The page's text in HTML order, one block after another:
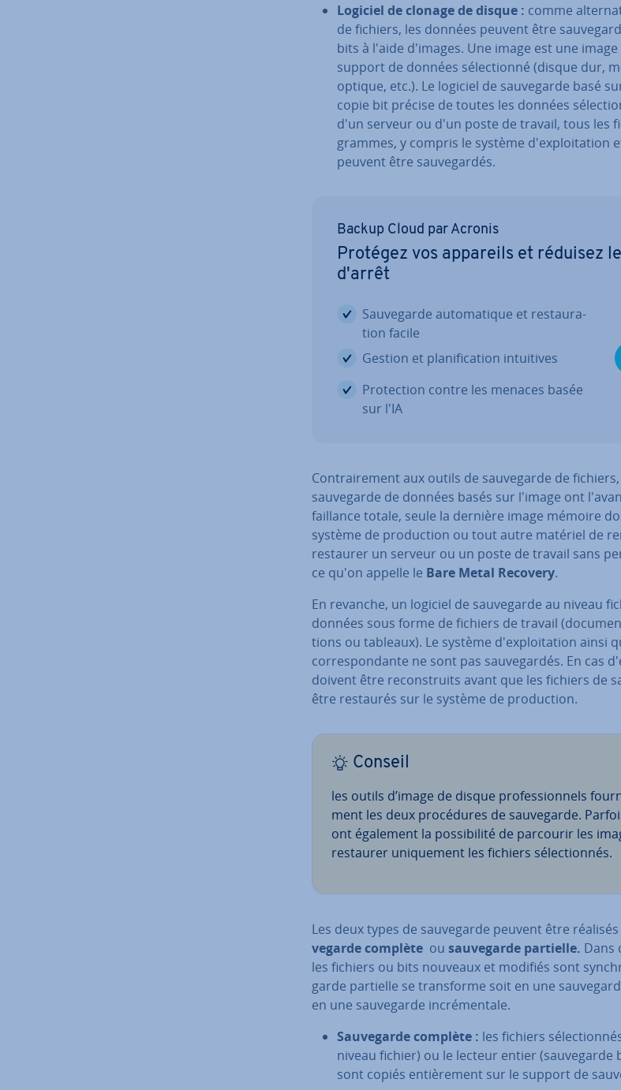
Logiciel de clonage de disque : comme
de fichiers, les données peuvent être
bits à l'aide d'images. Une image est une
support de données sé­lec­tionné (disque dur,
optique, etc.). Le logiciel de sau­ve­garde basé
copie bit précise de toutes les données
d'un serveur ou d'un poste de travail, tous les
grammes, y compris le système d'ex­ploi­ta­tion
peuvent être sau­ve­gar­dés.
Backup Cloud par Acronis
Protégez vos appareils et réduisez
d'arrêt
Sau­ve­garde au­to­ma­tique et res­tau­ra­
tion facile
Gestion et pla­ni­fi­ca­tion in­tui­tives
Pro­tec­tion contre les menaces basée
sur l'IA
Con­trai­re­ment aux outils de sau­ve­garde de
sau­ve­garde de données basés sur l'image ont
fail­lance totale, seule la dernière image mémoire
système de pro­duc­tion ou tout autre matériel de
restaurer un serveur ou un poste de travail sans
ce qu'on appelle le Bare Metal Recovery.
En revanche, un logiciel de sau­ve­garde au niveau
données sous forme de fichiers de travail
tions ou tableaux). Le système d'ex­ploi­ta­tion ainsi
cor­res­pon­dante ne sont pas sau­ve­gar­dés. En cas
doivent être re­cons­truits avant que les fichiers de
être restaurés sur le système de pro­duc­tion.
Conseil
les outils d’image de disque pro­fes­sion­nels
ment les deux pro­cé­dures de sau­ve­garde.
ont également la pos­si­bi­lité de parcourir les
restaurer uni­que­ment les fichiers sé­lec­tion­nés.
Les deux types de sau­ve­garde peuvent être
ve­garde complète ou sau­ve­garde partielle. Dans
les fichiers ou bits nouveaux et modifiés sont
garde partielle se trans­forme soit en une
en une sau­ve­garde in­cré­men­tale.
Sau­ve­garde complète : les fichiers
niveau fichier) ou le lecteur entier (sau­ve­garde
sont copiés en­tiè­re­ment sur le support de